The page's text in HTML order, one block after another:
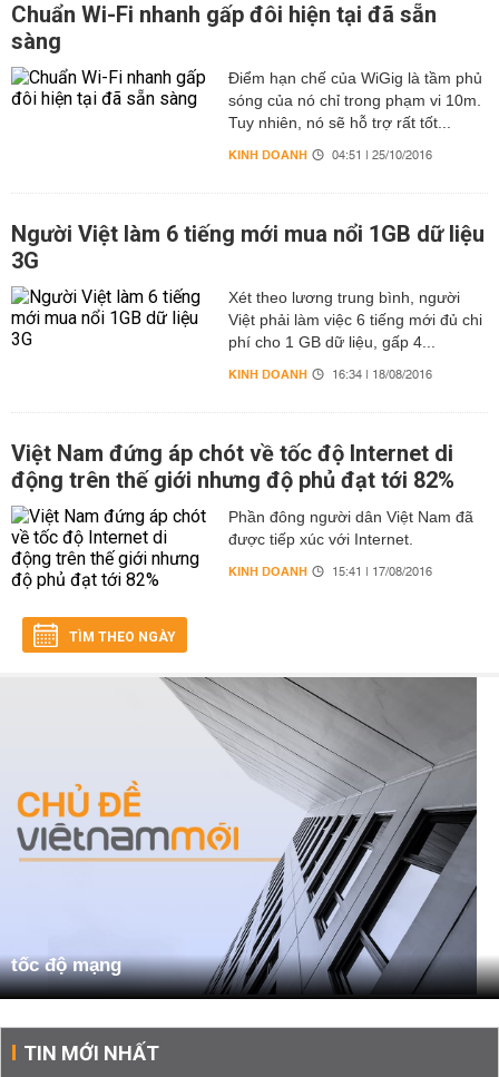
Chuẩn Wi-Fi nhanh gấp đôi hiện tại đã sẵn
sàng
Điểm hạn chế của WiGig là tầm phủ
sóng của nó chỉ trong phạm vi 10m.
Tuy nhiên, nó sẽ hỗ trợ rất tốt...
KINH DOANH 04:51 | 25/10/2016
Người Việt làm 6 tiếng mới mua nổi 1GB dữ liệu
3G
Xét theo lương trung bình, người
Việt phải làm việc 6 tiếng mới đủ chi
phí cho 1 GB dữ liệu, gấp 4...
KINH DOANH 16:34 | 18/08/2016
Việt Nam đứng áp chót về tốc độ Internet di
động trên thế giới nhưng độ phủ đạt tới 82%
Phần đông người dân Việt Nam đã
được tiếp xúc với Internet.
KINH DOANH 15:41 | 17/08/2016
TÌM THEO NGÀY
tốc độ mạng
TIN MỚI NHẤT